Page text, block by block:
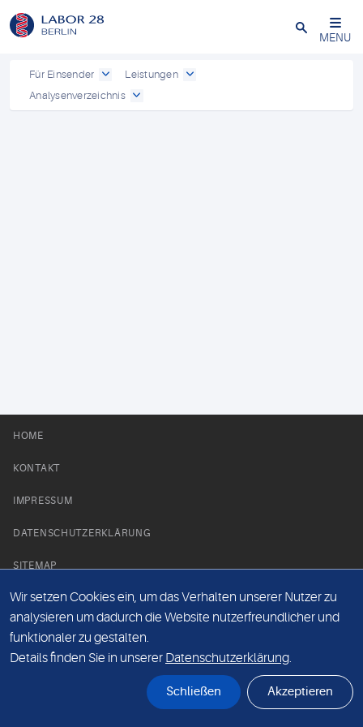
Schließen
MENU
Für Einsender
Leistungen
Analysenverzeichnis
HOME
KONTAKT
IMPRESSUM
DATENSCHUTZERKLÄRUNG
SITEMAP
NEWS PARTNER
Wir setzen Cookies ein, um das Verhalten unserer Nutzer zu
analysieren um dadurch die Website nutzerfreundlicher und
funktionaler zu gestalten.
Details finden Sie in unserer Datenschutzerklärung.
Schließen Akzeptieren